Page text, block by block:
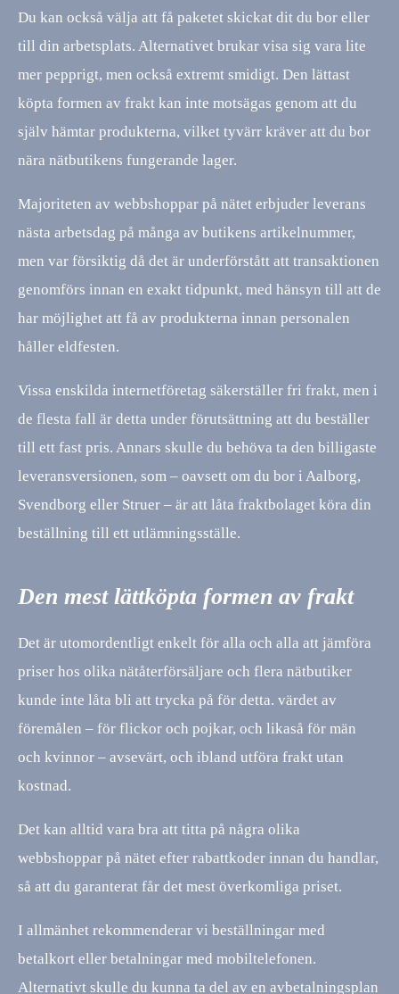
Du kan också välja att få paketet skickat dit du bor eller
till din arbetsplats. Alternativet brukar visa sig vara lite
mer pepprigt, men också extremt smidigt. Den lättast
köpta formen av frakt kan inte motsägas genom att du
själv hämtar produkterna, vilket tyvärr kräver att du bor
nära nätbutikens fungerande lager.
Majoriteten av webbshoppar på nätet erbjuder leverans
nästa arbetsdag på många av butikens artikelnummer,
men var försiktig då det är underförstått att transaktionen
genomförs innan en exakt tidpunkt, med hänsyn till att de
har möjlighet att få av produkterna innan personalen
håller eldfesten.
Vissa enskilda internetföretag säkerställer fri frakt, men i
de flesta fall är detta under förutsättning att du beställer
till ett fast pris. Annars skulle du behöva ta den billigaste
leveransversionen, som – oavsett om du bor i Aalborg,
Svendborg eller Struer – är att låta fraktbolaget köra din
beställning till ett utlämningsställe.
Den mest lättköpta formen av frakt
Det är utomordentligt enkelt för alla och alla att jämföra
priser hos olika nätåterförsäljare och flera nätbutiker
kunde inte låta bli att trycka på för detta. värdet av
föremålen – för flickor och pojkar, och likaså för män
och kvinnor – avsevärt, och ibland utföra frakt utan
kostnad.
Det kan alltid vara bra att titta på några olika
webbshoppar på nätet efter rabattkoder innan du handlar,
så att du garanterat får det mest överkomliga priset.
I allmänhet rekommenderar vi beställningar med
betalkort eller betalningar med mobiltelefonen.
Alternativt skulle du kunna ta del av en avbetalningsplan